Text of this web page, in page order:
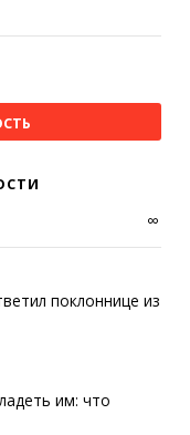
∞
поклоннице из
им: что